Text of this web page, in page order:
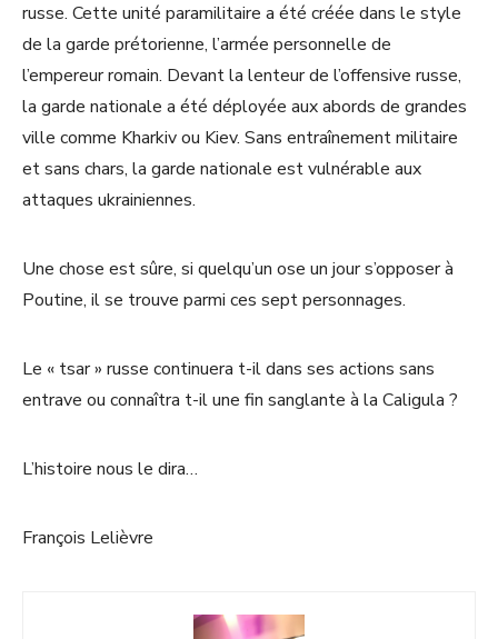
russe. Cette unité paramilitaire a été créée dans le style
de la garde prétorienne, l’armée personnelle de
l’empereur romain. Devant la lenteur de l’offensive russe,
la garde nationale a été déployée aux abords de grandes
ville comme Kharkiv ou Kiev. Sans entraînement militaire
et sans chars, la garde nationale est vulnérable aux
attaques ukrainiennes.
Une chose est sûre, si quelqu’un ose un jour s’opposer à
Poutine, il se trouve parmi ces sept personnages.
Le « tsar » russe continuera t-il dans ses actions sans
entrave ou connaîtra t-il une fin sanglante à la Caligula ?
L’histoire nous le dira…
François Lelièvre